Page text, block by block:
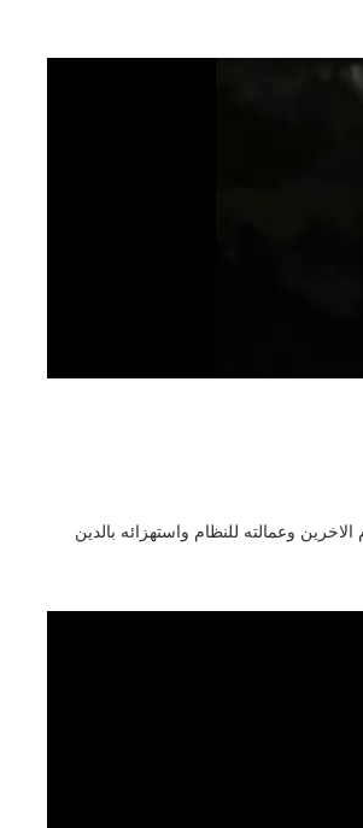
وعمالته للنظام واستهزائه بالدين